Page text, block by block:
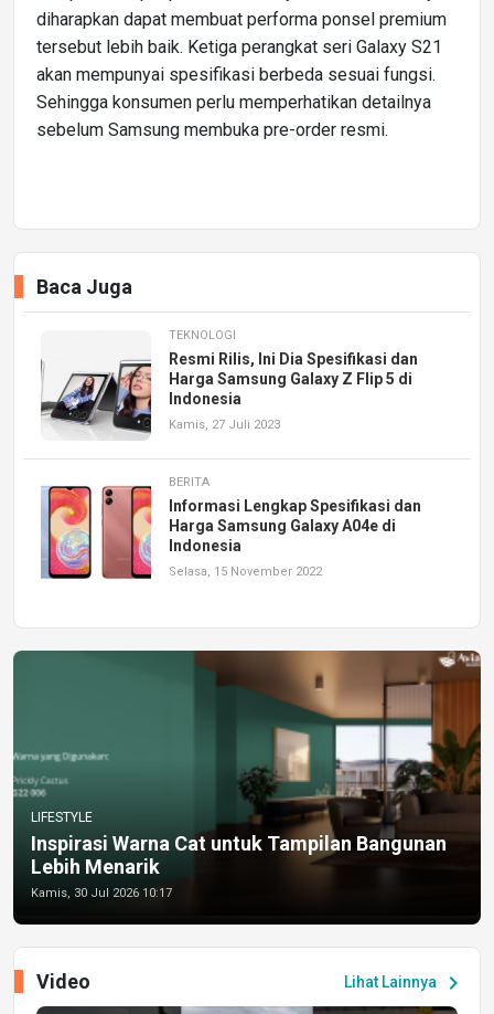
diharapkan dapat membuat performa ponsel premium
tersebut lebih baik. Ketiga perangkat seri Galaxy S21
akan mempunyai spesifikasi berbeda sesuai fungsi.
Sehingga konsumen perlu memperhatikan detailnya
sebelum Samsung membuka pre-order resmi.
Baca Juga
TEKNOLOGI
Resmi Rilis, Ini Dia Spesifikasi dan
Harga Samsung Galaxy Z Flip 5 di
Indonesia
Kamis, 27 Juli 2023
BERITA
Informasi Lengkap Spesifikasi dan
Harga Samsung Galaxy A04e di
Indonesia
Selasa, 15 November 2022
LIFESTYLE
Inspirasi Warna Cat untuk Tampilan Bangunan
Lebih Menarik
Kamis, 30 Jul 2026 10:17
Lihat Lainnya chevron_right
Video